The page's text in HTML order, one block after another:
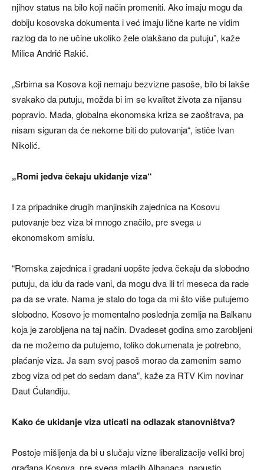
njihov status na bilo koji način promeniti. Ako imaju mogu da
dobiju kosovska dokumenta i već imaju lične karte ne vidim
razlog da to ne učine ukoliko žele olakšano da putuju”, kaže
Milica Andrić Rakić.
„Srbima sa Kosova koji nemaju bezvizne pasoše, bilo bi lakše
svakako da putuju, možda bi im se kvalitet života za nijansu
popravio. Mada, globalna ekonomska kriza se zaoštrava, pa
nisam siguran da će nekome biti do putovanja“, ističe Ivan
Nikolić.
„Romi jedva čekaju ukidanje viza“
I za pripadnike drugih manjinskih zajednica na Kosovu
putovanje bez viza bi mnogo značilo, pre svega u
ekonomskom smislu.
“Romska zajednica i građani uopšte jedva čekaju da slobodno
putuju, da idu da rade vani, da mogu dva ili tri meseca da rade
pa da se vrate. Nama je stalo do toga da mi što više putujemo
slobodno. Kosovo je momentalno poslednja zemlja na Balkanu
koja je zarobljena na taj način. Dvadeset godina smo zarobljeni
da ne možemo da putujemo, toliko dokumenata je potrebno,
plaćanje viza. Ja sam svoj pasoš morao da zamenim samo
zbog viza od pet do sedam dana”, kaže za RTV Kim novinar
Daut Ćulanđiju.
Kako će ukidanje viza uticati na odlazak stanovništva?
Postoje mišljenja da bi u slučaju vizne liberalizacije veliki broj
građana Kosova, pre svega mladih Albanaca, napustio